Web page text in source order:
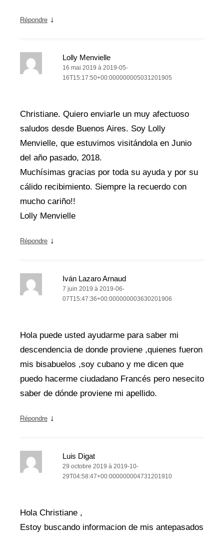
Répondre ↓
Lolly Menvielle
16 mai 2019 à 2019-05-
16T15:17:50+00:000000005031201905
Christiane. Quiero enviarle un muy afectuoso
saludos desde Buenos Aires. Soy Lolly
Menvielle, que estuvimos visitándola en Junio
del año pasado, 2018.
Muchísimas gracias por toda su ayuda y por su
cálido recibimiento. Siempre la recuerdo con
mucho cariño!!
Lolly Menvielle
Répondre ↓
Iván Lazaro Arnaud
7 juin 2019 à 2019-06-
07T15:47:36+00:000000003630201906
Hola puede usted ayudarme para saber mi
descendencia de donde proviene ,quienes fueron
mis bisabuelos ,soy cubano y me dicen que
puedo hacerme ciudadano Francés pero nesecito
saber de dónde proviene mi apellido.
Répondre ↓
Luis Digat
29 octobre 2019 à 2019-10-
29T04:58:47+00:000000004731201910
Hola Christiane ,
Estoy buscando informacion de mis antepasados